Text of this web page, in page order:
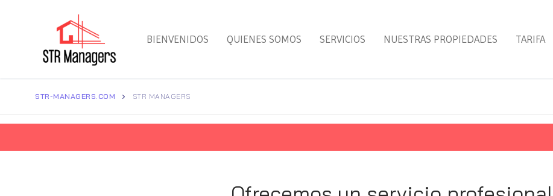
BIENVENIDOS QUIENES SOMOS SERVICIOS NUESTRAS PROPIEDADES TARIFA
STR-MANAGERS.COM STR MANAGERS